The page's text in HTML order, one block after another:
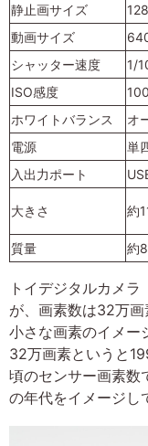
静止画サイズ
動画サイズ
シャッター速度
1/
ISO感度
100
ホワイトバランス
オ
電源
単
入出力ポート
大きさ 約
質量
約
トイデジタルカメ
が、画素数は32万
小さな画素のイメー
32万画素というと
頃のセンサー画素数
の年代をイメージし